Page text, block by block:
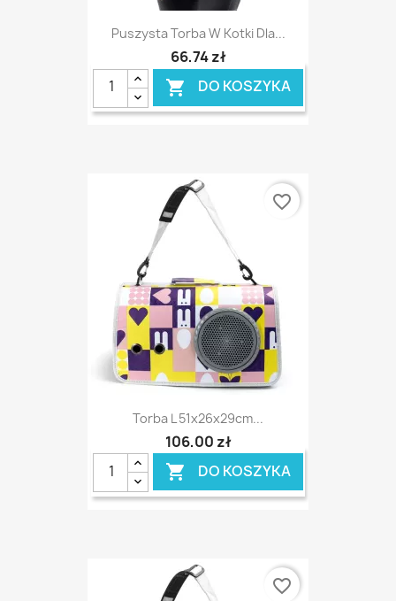
Puszysta Torba W Kotki Dla...
66,74 zł
 DO KOSZYKA
Torba L 51x26x29cm...
106,00 zł
 DO KOSZYKA
favorite_border
favorite_border